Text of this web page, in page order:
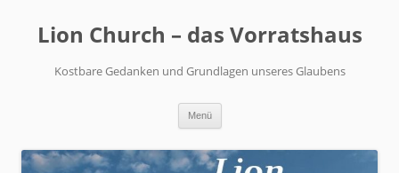
springen
Lion Church – das Vorratshaus
Kostbare Gedanken und Grundlagen unseres Glaubens
Menü